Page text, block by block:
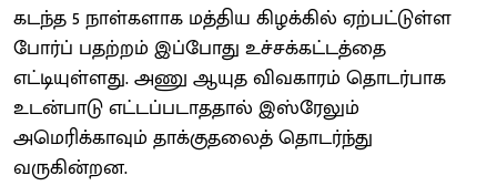
கடந்த 5 நாள்களாக மத்திய கிழக்கில் ஏற்பட்டுள்ள
போர்ப் பதற்றம் இப்போது உச்சக்கட்டத்தை
எட்டியுள்ளது. அணு ஆயுத விவகாரம் தொடர்பாக
உடன்பாடு எட்டப்படாததால் இஸ்ரேலும்
அமெரிக்காவும் தாக்குதலைத் தொடர்ந்து
வருகின்றன.